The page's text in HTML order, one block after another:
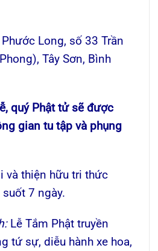
Phước Long, số 33 Trần
Tây Sơn, Bình
quý Phật tử sẽ được
gian tu tập và phụng
và thiện hữu tri thức
7 ngày.
Lễ Tắm Phật truyền
tứ sự, diễu hành xe hoa,